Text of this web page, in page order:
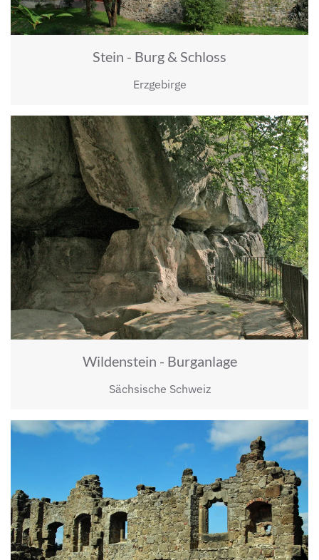
Stein - Burg & Schloss
Erzgebirge
Wildenstein - Burganlage
Sächsische Schweiz